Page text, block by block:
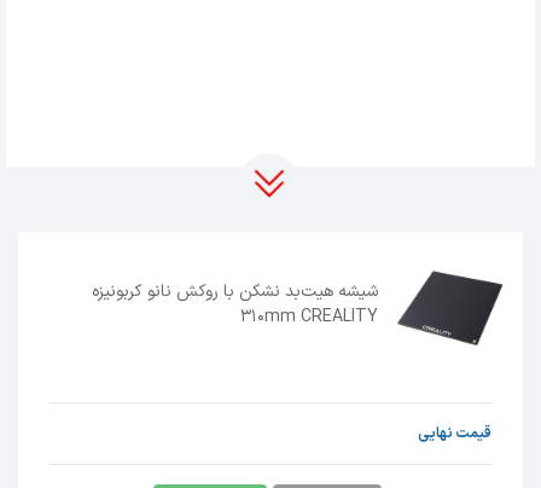
شیشه هیت‌بد نشکن با روکش نانو کربونیزه
310mm CREALITY
قیمت نهایی